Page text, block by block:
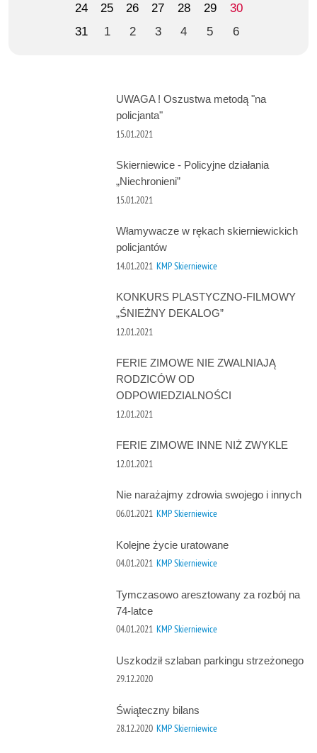
24
25 26 27 28 29
30
31
1 2 3 4 5 6
UWAGA ! Oszustwa metodą "na
policjanta"
15.01.2021
Skierniewice - Policyjne działania
„Niechronieni”
15.01.2021
Włamywacze w rękach skierniewickich
policjantów
14.01.2021 KMP Skierniewice
KONKURS PLASTYCZNO-FILMOWY
„ŚNIEŻNY DEKALOG”
12.01.2021
FERIE ZIMOWE NIE ZWALNIAJĄ
RODZICÓW OD
ODPOWIEDZIALNOŚCI
12.01.2021
FERIE ZIMOWE INNE NIŻ ZWYKLE
12.01.2021
Nie narażajmy zdrowia swojego i innych
06.01.2021 KMP Skierniewice
Kolejne życie uratowane
04.01.2021 KMP Skierniewice
Tymczasowo aresztowany za rozbój na
74-latce
04.01.2021 KMP Skierniewice
Uszkodził szlaban parkingu strzeżonego
29.12.2020
Świąteczny bilans
28.12.2020 KMP Skierniewice